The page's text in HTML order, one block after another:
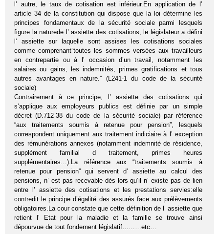
l’ autre, le taux de cotisation est inférieur.En application de l’
article 34 de la constitution qui dispose que la loi détermine les
principes fondamentaux de la sécurité sociale parmi lesquels
figure la naturede l’ assiette des cotisations, le législateur a défini
l’ assiette sur laquelle sont assises les cotisations sociales
comme comprenant”toutes les sommes versées aux travailleurs
en contrepartie ou à l’ occasion d’un travail, notamment les
salaires ou gains, les indemnités, primes gratifications et tous
autres avantages en nature.” (L241-1 du code de la sécurité
sociale)
Contrairement à ce principe, l’ assiette des cotisations qui
s’applique aux employeurs publics est définie par un simple
décret (D.712-38 du code de la sécurité sociale) par référence
“aux traitements soumis à retenue pour pension”, lesquels
correspondent uniquement aux traitement indiciaire à l’ exception
des rémunérations annexes (notamment indemnité de résidence,
supplément familial d traitement, primes heures
supplémentaires…).La référence aux “traitements soumis à
retenue pour pension” qui servent d’ assiette au calcul des
pensions, n’ est pas recevable dés lors qu’il n’ existe pas de lien
entre l’ assiette des cotisations et les prestations servies:elle
contredit le principe d’égalité des assurés face aux prélèvements
obligatoires.La cour constate que cette définition de l’ assiette que
retient l’ Etat pour la maladie et la famille se trouve ainsi
dépourvue de tout fondement législatif………etc…